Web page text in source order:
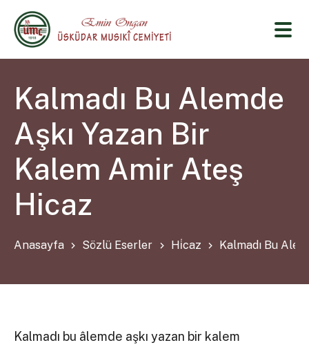
Kalmadı Bu Alemde
Aşkı Yazan Bir
Kalem Amir Ateş
Hicaz
Anasayfa Sözlü Eserler Hi̇caz Kalmadı Bu
Kalmadı bu âlemde aşkı yazan bir kalem